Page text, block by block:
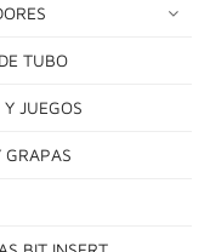
TUBO
JUEGOS
GRAPAS